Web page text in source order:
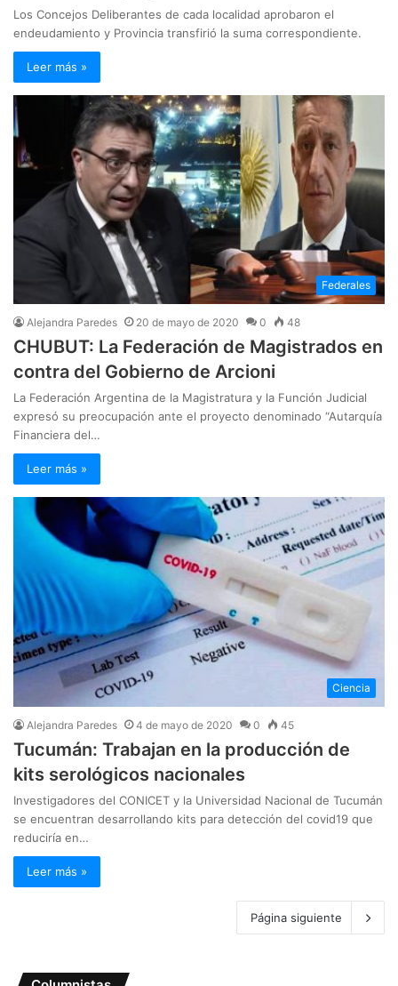
Los Concejos Deliberantes de cada localidad aprobaron el
endeudamiento y Provincia transfirió la suma correspondiente.
Leer más »
Federales
Alejandra Paredes 20 de mayo de 2020 0 48
CHUBUT: La Federación de Magistrados en
contra del Gobierno de Arcioni
La Federación Argentina de la Magistratura y la Función Judicial
expresó su preocupación ante el proyecto denominado “Autarquía
Financiera del…
Leer más »
Ciencia
Alejandra Paredes 4 de mayo de 2020 0 45
Tucumán: Trabajan en la producción de
kits serológicos nacionales
Investigadores del CONICET y la Universidad Nacional de Tucumán
se encuentran desarrollando kits para detección del covid19 que
reduciría en…
Leer más »
Página siguiente